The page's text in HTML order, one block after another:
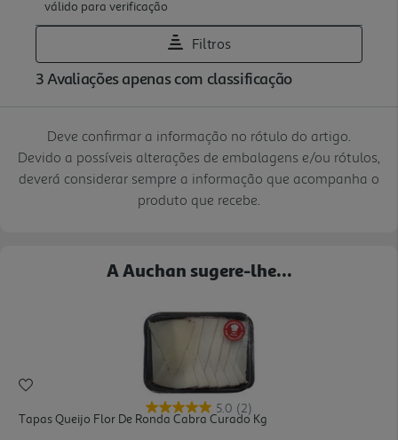
Deve confirmar a informação no rótulo do artigo.
Devido a possíveis alterações de embalagens e/ou rótulos,
deverá considerar sempre a informação que acompanha o
produto que recebe.
A Auchan sugere-lhe...
5.0 (2)
Tapas Queijo Flor De Ronda Cabra Curado Kg